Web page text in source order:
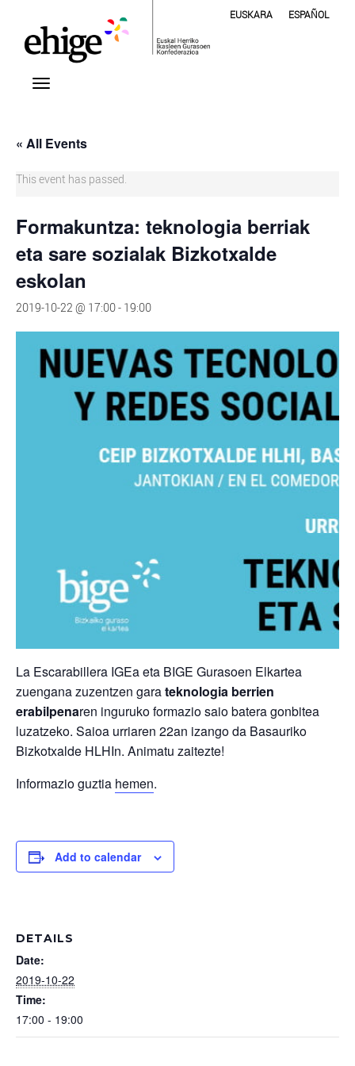
EUSKARA ESPAÑOL
« All Events
This event has passed.
Formakuntza: teknologia berriak
eta sare sozialak Bizkotxalde
eskolan
2019-10-22 @ 17:00- 19:00
La Escarabillera IGEa eta BIGE Gurasoen Elkartea
zuengana zuzentzen garateknologia berrien
erabilpenaren inguruko formazio saio batera gonbitea
luzatzeko. Saioa urriaren 22an izango da Basauriko
Bizkotxalde HLHIn. Animatu zaitezte!
Informazio guztia hemen.
Add to calendar
DETAILS
Date:
2019-10-22
Time:
17:00 - 19:00